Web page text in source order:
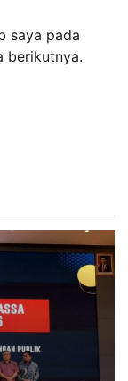
saya pada
berikutnya.